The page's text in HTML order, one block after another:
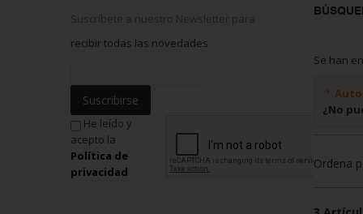
Suscríbete a nuestro Newsletter para
recibir todas las novedades
Suscribirse
He leído y
acepto la
Política de
privacidad
Se han
¿No
Ordena